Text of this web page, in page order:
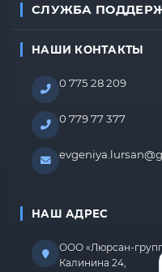
СЛУЖБА
НАШИ КОНТАКТЫ
0 775 28 209
0 779 77 377
НАШ АДРЕС
ООО «Люрсан-
Калинина 24,